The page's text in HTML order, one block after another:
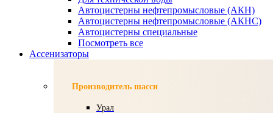
Автоцистерны нефтепромысловые (АКН)
Автоцистерны нефтепромысловые (АКНС)
Автоцистерны специальные
Посмотреть все
Ассенизаторы
Производитель шасси
Урал